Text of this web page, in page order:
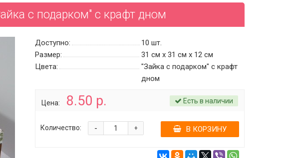
с подарком" c крафт дном
Доступно: 10 шт.
Размер:
31 см х 31 см х 12 см
Цвета:
"Зайка с подарком" c крафт
дном
Цена: 8.50 р. Есть в наличии
Количество: +
- В КОРЗИНУ